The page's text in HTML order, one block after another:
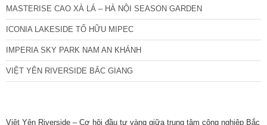
MASTERISE CAO XÀ LÁ – HÀ NỘI SEASON GARDEN
ICONIA LAKESIDE TỐ HỮU MIPEC
IMPERIA SKY PARK NAM AN KHÁNH
VIỆT YÊN RIVERSIDE BẮC GIANG
Việt Yên Riverside – Cơ hội đầu tư vàng giữa trung tâm công nghiệp Bắc